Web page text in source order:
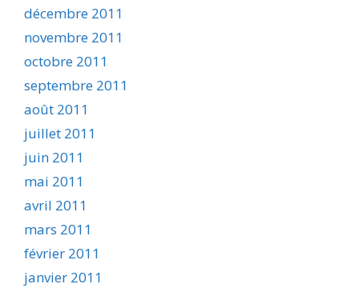
décembre 2011
novembre 2011
octobre 2011
septembre 2011
août 2011
juillet 2011
juin 2011
mai 2011
avril 2011
mars 2011
février 2011
janvier 2011